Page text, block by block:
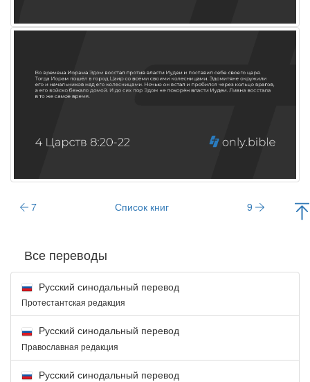
7 Список книг 9
Все переводы
Русский синодальный перевод
Протестантская редакция
Русский синодальный перевод
Православная редакция
Русский синодальный перевод